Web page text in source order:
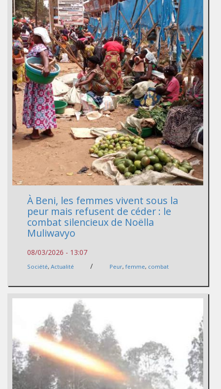
À Beni, les femmes vivent sous la
peur mais refusent de céder : le
combat silencieux de Noëlla
Muliwavyo
08/03/2026 - 13:07
Société, Actualité / Peur, femme, combat